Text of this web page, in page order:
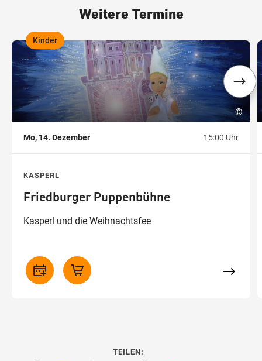
Weitere Termine
,
©
Kinder
Mo, 14. Dezember 15:00 Uhr
KASPERL
Friedburger Puppenbühne
Kasperl und die Weihnachtsfee
,
TEILEN: